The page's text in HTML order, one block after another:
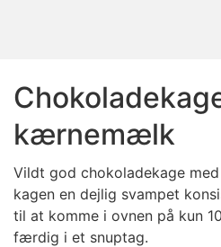
kærnemælk
Vildt god chokoladekage
kagen en dejlig svampet
til at komme i ovnen på kun
færdig i et snuptag.